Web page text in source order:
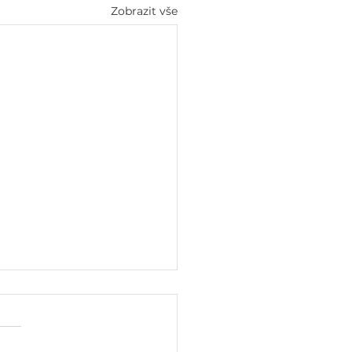
Zobrazit vše
PŘINESE ROK